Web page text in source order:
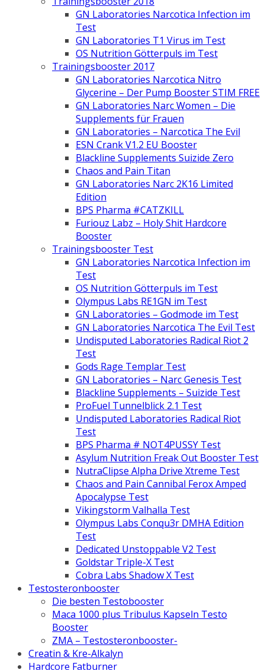
GN Laboratories Narcotica Infection im
Test
GN Laboratories T1 Virus im Test
OS Nutrition Götterpuls im Test
Trainingsbooster 2017
GN Laboratories Narcotica Nitro
Glycerine – Der Pump Booster STIM FREE
GN Laboratories Narc Women – Die
Supplements für Frauen
GN Laboratories – Narcotica The Evil
ESN Crank V1.2 EU Booster
Blackline Supplements Suizide Zero
Chaos and Pain Titan
GN Laboratories Narc 2K16 Limited
Edition
BPS Pharma #CATZKILL
Furiouz Labz – Holy Shit Hardcore
Booster
Trainingsbooster Test
GN Laboratories Narcotica Infection im
Test
OS Nutrition Götterpuls im Test
Olympus Labs RE1GN im Test
GN Laboratories – Godmode im Test
GN Laboratories Narcotica The Evil Test
Undisputed Laboratories Radical Riot 2
Test
Gods Rage Templar Test
GN Laboratories – Narc Genesis Test
Blackline Supplements – Suizide Test
ProFuel Tunnelblick 2.1 Test
Undisputed Laboratories Radical Riot
Test
BPS Pharma # NOT4PUSSY Test
Asylum Nutrition Freak Out Booster Test
NutraClipse Alpha Drive Xtreme Test
Chaos and Pain Cannibal Ferox Amped
Apocalypse Test
Vikingstorm Valhalla Test
Olympus Labs Conqu3r DMHA Edition
Test
Dedicated Unstoppable V2 Test
Goldstar Triple-X Test
Cobra Labs Shadow X Test
Testosteronbooster
Die besten Testobooster
Maca 1000 plus Tribulus Kapseln Testo
Booster
ZMA – Testosteronbooster-
Creatin & Kre-Alkalyn
Hardcore Fatburner